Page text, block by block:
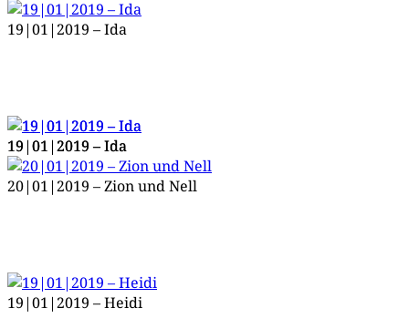
19|01|2019 – Ida
19|01|2019 – Ida
19|01|2019 – Heidi
19|01|2019 – Ida
20|01|2019 – Zion und Nell